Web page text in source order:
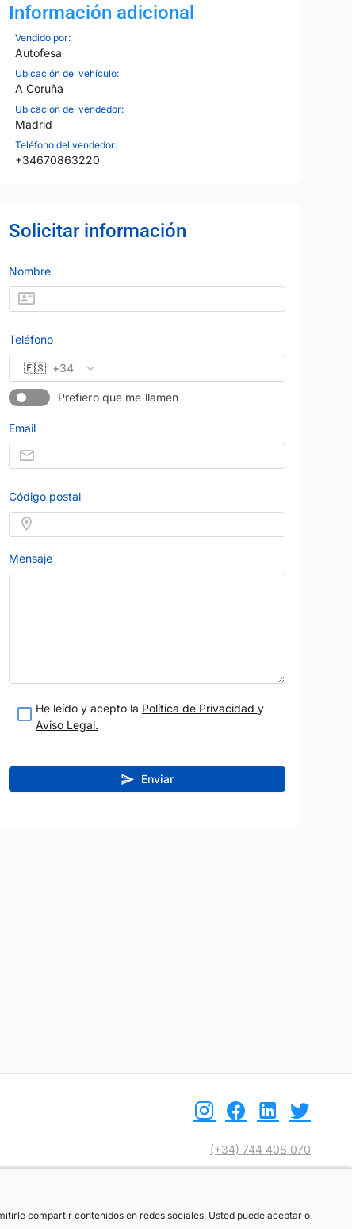
24
Precio al contado
9.350 €
Diésel
RENAULT
MÉGANE
Vendido por:Autofesa
Información adicional
Vendido por:
Autofesa
Ubicación del vehículo:
A Coruña
Ubicación del vendedor:
Madrid
Teléfono del vendedor:
+34670863220
Solicitar información
Nombre
Teléfono
🇪🇸 +34
Prefiero que me llamen
Email
Código postal
Mensaje
He leído y acepto la Política de Privacidad y
Aviso Legal.
Enviar
compartir contenidos en redes sociales. Usted puede aceptar o
compartir contenidos en redes sociales. Usted puede aceptar o
(+34) 744 408 070